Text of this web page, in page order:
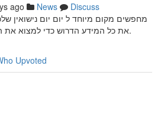
ago News
Discuss
מחפשים מקום מיוחד ל יום יום נישואין
את כל המידע הדרוש כדי למצוא את ה מקום לינה המושלם ביותר.
Upvoted